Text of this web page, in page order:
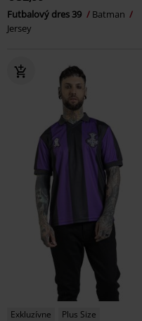
Futbalový dres 39
Batman
Jersey
Exkluzívne Plus Size